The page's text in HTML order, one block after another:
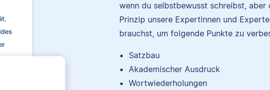
wenn du selbstbewusst schreibst,
Prinzip unsere Expertinnen und
brauchst, um folgende Punkte zu
Satzbau
Akademischer Ausdruck
Wortwiederholungen
Nina